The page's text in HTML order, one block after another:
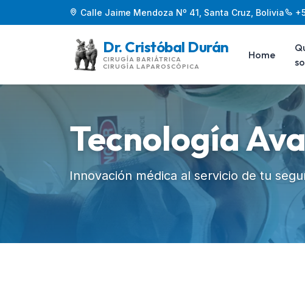
Calle Jaime Mendoza Nº 41, Santa Cruz, Bolivia
Dr. Cristóbal Durán
CIRUGÍA BARIÁTRICA
CIRUGÍA LAPAROSCÓPICA
Home
Tecnología
Innovación médica al servicio de tu